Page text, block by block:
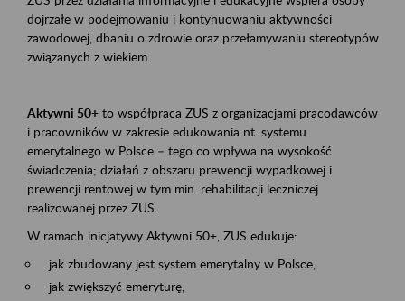
dojrzałe w podejmowaniu i kontynuowaniu aktywności
zawodowej, dbaniu o zdrowie oraz przełamywaniu stereotypów
związanych z wiekiem.
Aktywni 50+ to współpraca ZUS z organizacjami pracodawców
i pracowników w zakresie edukowania nt. systemu
emerytalnego w Polsce – tego co wpływa na wysokość
świadczenia; działań z obszaru prewencji wypadkowej i
prewencji rentowej w tym min. rehabilitacji leczniczej
realizowanej przez ZUS.
W ramach inicjatywy Aktywni 50+, ZUS edukuje:
jak zbudowany jest system emerytalny w Polsce,
jak zwiększyć emeryturę,